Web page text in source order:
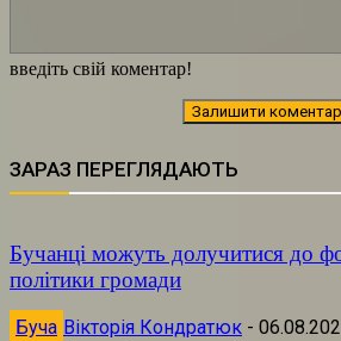
введіть свій коментар!
ЗАРАЗ ПЕРЕГЛЯДАЮТЬ
Бучанці можуть долучитися до
політики громади
Буча Вікторія Кондратюк -